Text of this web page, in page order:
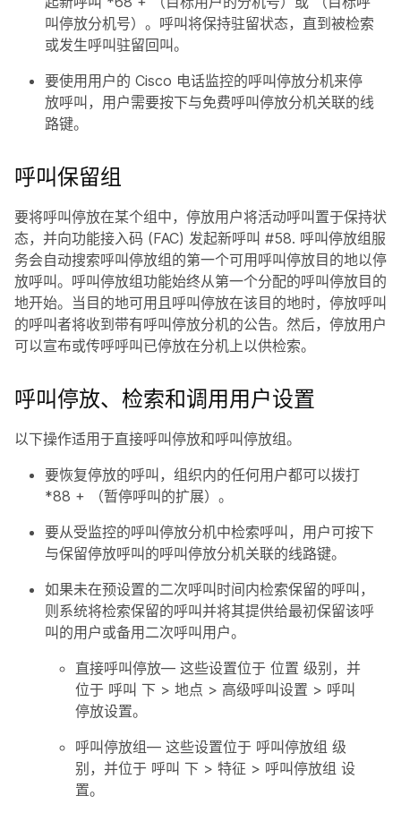
叫停放分机号）。呼叫将保持驻留状态，直到被检索
或发生呼叫驻留回叫。
要使用用户的 Cisco 电话监控的呼叫停放分机来停
放呼叫，用户需要按下与免费呼叫停放分机关联的线
路键。
呼叫保留组
要将呼叫停放在某个组中，停放用户将活动呼叫置于保持状
态，并向功能接入码 (FAC) 发起新呼叫 #58. 呼叫停放组服
务会自动搜索呼叫停放组的第一个可用呼叫停放目的地以停
放呼叫。呼叫停放组功能始终从第一个分配的呼叫停放目的
地开始。当目的地可用且呼叫停放在该目的地时，停放呼叫
的呼叫者将收到带有呼叫停放分机的公告。然后，停放用户
可以宣布或传呼呼叫已停放在分机上以供检索。
呼叫停放、检索和调用用户设置
以下操作适用于直接呼叫停放和呼叫停放组。
要恢复停放的呼叫，组织内的任何用户都可以拨打
*88 + （暂停呼叫的扩展）。
要从受监控的呼叫停放分机中检索呼叫，用户可按下
与保留停放呼叫的呼叫停放分机关联的线路键。
如果未在预设置的二次呼叫时间内检索保留的呼叫，
则系统将检索保留的呼叫并将其提供给最初保留该呼
叫的用户或备用二次呼叫用户。
直接呼叫停放— 这些设置位于 位置 级别，并
位于 呼叫 下 > 地点 > 高级呼叫设置 > 呼叫
停放设置。
呼叫停放组— 这些设置位于 呼叫停放组 级
别，并位于 呼叫 下 > 特征 > 呼叫停放组 设
置。